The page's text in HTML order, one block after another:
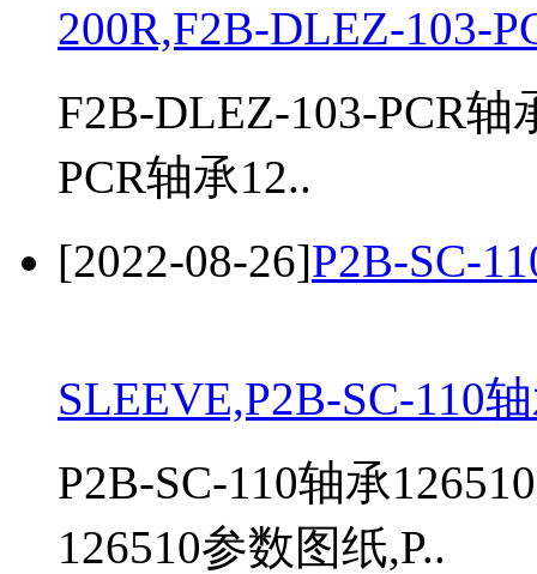
200R,F2B-DLEZ-103-
F2B-DLEZ-103-PCR轴
PCR轴承12..
[2022-08-26]P2B-SC-
SLEEVE,P2B-SC-110
P2B-SC-110轴承
126510参数图纸,P..